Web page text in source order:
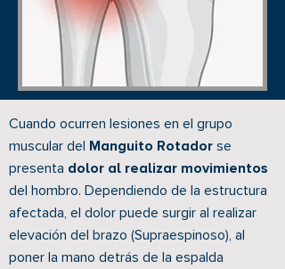
Cuando ocurren lesiones en el grupo
muscular del Manguito Rotador se
presenta dolor al realizar movimientos
del hombro. Dependiendo de la estructura
afectada, el dolor puede surgir al realizar
elevación del brazo (Supraespinoso), al
poner la mano detrás de la espalda